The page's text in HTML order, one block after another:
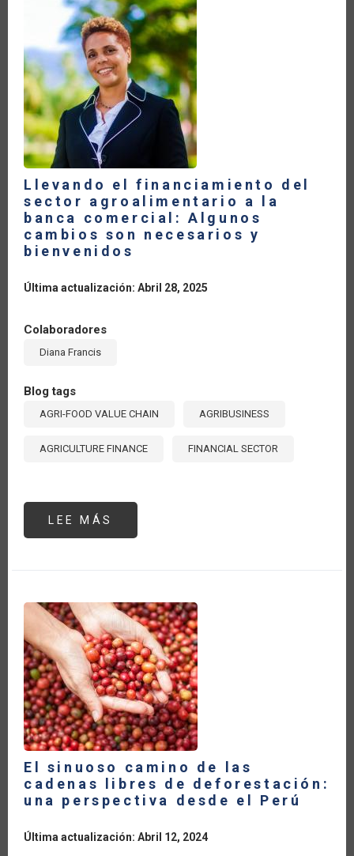
Llevando el financiamiento del
sector agroalimentario a la
banca comercial: Algunos
cambios son necesarios y
bienvenidos
Última actualización: Abril 28, 2025
Colaboradores
Diana Francis
Blog tags
AGRI-FOOD VALUE CHAIN AGRIBUSINESS
AGRICULTURE FINANCE FINANCIAL SECTOR
LEE MÁS
EL
LA
BANCA
COMERCIAL:
ALGUNOS
CAMBIOS
SON
NECESARIOS
Y
BIENVENIDOS
El sinuoso camino de las
cadenas libres de deforestación:
una perspectiva desde el Perú
Última actualización: Abril 12, 2024